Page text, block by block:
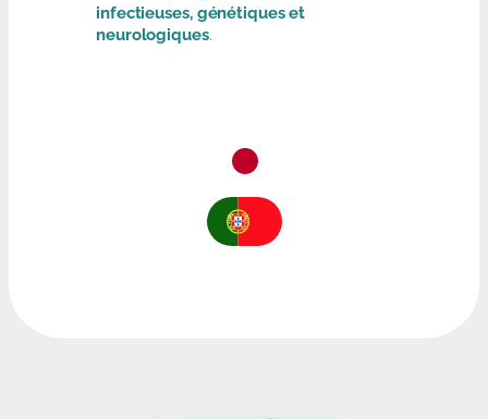
infectieuses, génétiques et
neurologiques.